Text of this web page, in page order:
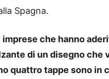
Spagna.
che hanno
di un disegno che
quattro tappe sono